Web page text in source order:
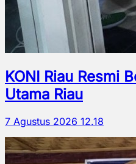
KONI Riau Resmi
Utama Riau
7 Agustus 2026 12.18